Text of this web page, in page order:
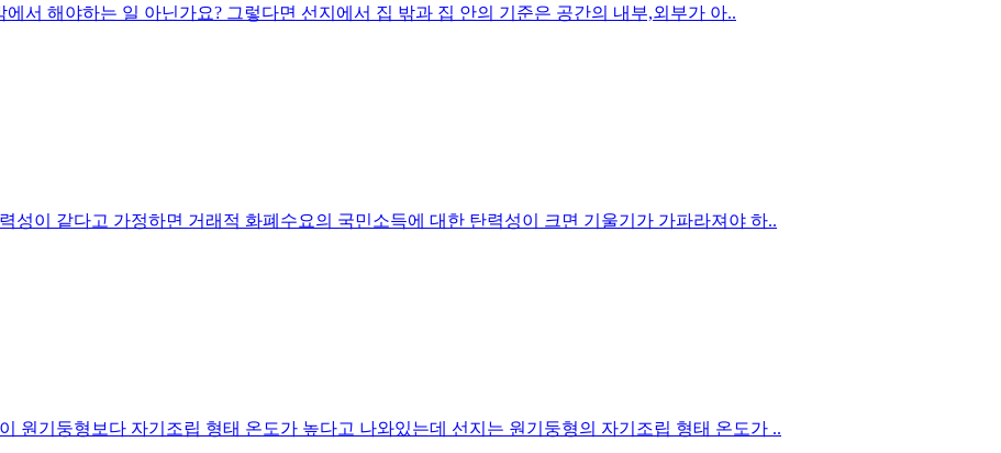
서 해야하는 일 아닌가요? 그렇다면 선지에서 집 밖과 집 안의 기준은 공간의 내부,외부가 아..
성이 같다고 가정하면 거래적 화폐수요의 국민소득에 대한 탄력성이 크면 기울기가 가파라져야 하..
원기둥형보다 자기조립 형태 온도가 높다고 나와있는데 선지는 원기둥형의 자기조립 형태 온도가 ..